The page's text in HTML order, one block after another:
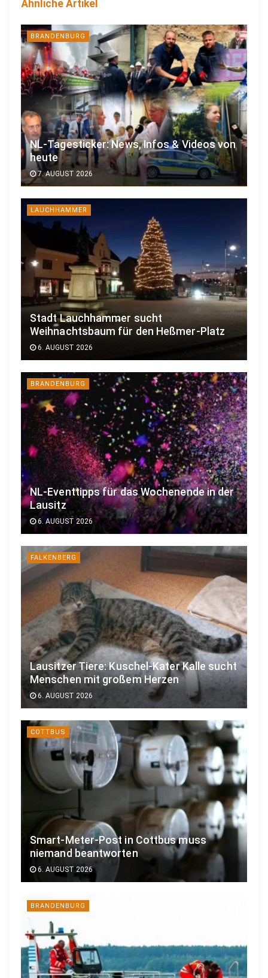
Ähnliche Artikel
BRANDENBURG
NL-Tagesticker: News, Infos & Videos von
heute
7. AUGUST 2026
LAUCHHAMMER
Stadt Lauchhammer sucht
Weihnachtsbaum für den Heßmer-Platz
6. AUGUST 2026
BRANDENBURG
NL-Eventtipps für das Wochenende in der
Lausitz
6. AUGUST 2026
FALKENBERG
Lausitzer Tiere: Kuschel-Kater Kalle sucht
Menschen mit großem Herzen
6. AUGUST 2026
COTTBUS
Smart-Meter-Post in Cottbus muss
niemand beantworten
6. AUGUST 2026
BRANDENBURG